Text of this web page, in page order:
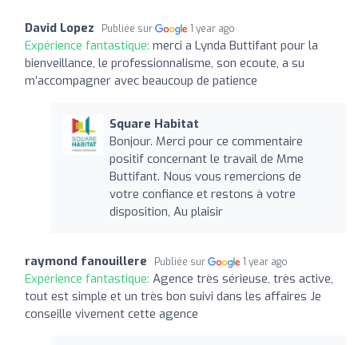
David Lopez Publiée sur 1 year ago
Expérience fantastique: merci a Lynda Buttifant pour la
bienveillance, le professionnalisme, son ecoute, a su
m’accompagner avec beaucoup de patience
Square Habitat
Bonjour. Merci pour ce commentaire
positif concernant le travail de Mme
Buttifant. Nous vous remercions de
votre confiance et restons à votre
disposition, Au plaisir
raymond fanouillere Publiée sur 1 year ago
Expérience fantastique: Agence très sérieuse, très active,
tout est simple et un très bon suivi dans les affaires Je
conseille vivement cette agence